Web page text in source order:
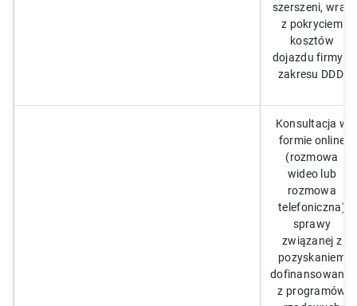
szerszeni, wraz
z pokryciem
kosztów
dojazdu firmy z
zakresu DDD.
Konsultacja w
formie online
(rozmowa
wideo lub
rozmowa
telefoniczna)
sprawy
związanej z
pozyskaniem
dofinansowania
z programów